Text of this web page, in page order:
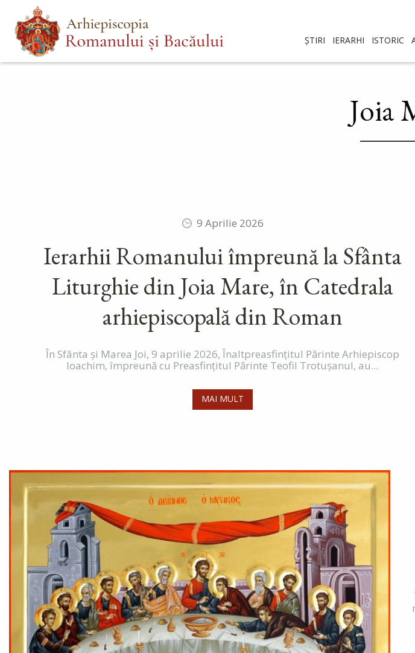
Mergi
conţinutul
principal
Main
menu
ȘTIRI IERARHI ISTORIC
Joia
9 Aprilie 2026
Ierarhii Romanului împreună la Sfânta
Liturghie din Joia Mare, în Catedrala
arhiepiscopală din Roman
În Sfânta și Marea Joi, 9 aprilie 2026, Înaltpreasfințitul Părinte Arhiepiscop
Ioachim, împreună cu Preasfințitul Părinte Teofil Trotușanul, au...
MAI MULT